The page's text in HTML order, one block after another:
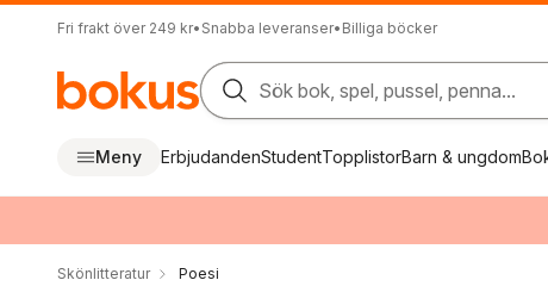
Fri frakt över 249 kr• Snabba leveranser• Billiga böcker
Sök bok, spel, pussel, penna...
Meny ErbjudandenStudentTopplistorBarn & ungdom
Skönlitteratur Poesi